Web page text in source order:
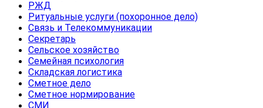
РЖД
Ритуальные услуги (похоронное дело)
Связь и Телекоммуникации
Секретарь
Сельское хозяйство
Семейная психология
Складская логистика
Сметное дело
Сметное нормирование
СМИ